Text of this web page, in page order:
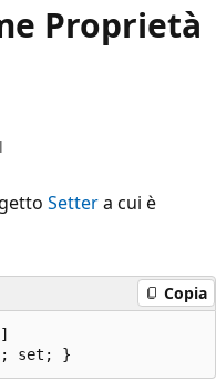
Proprietà
Settera cui è
Copia
set; }